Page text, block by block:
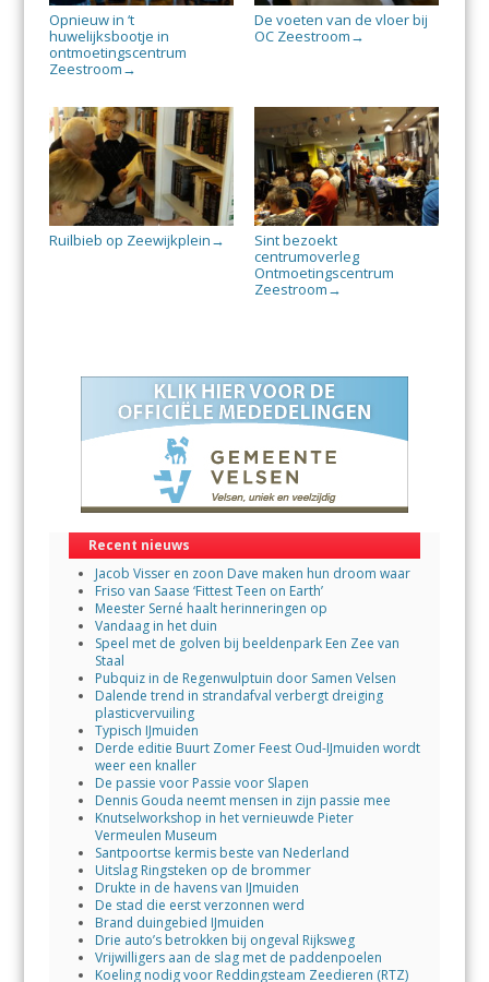
Opnieuw in ‘t
huwelijksbootje in
ontmoetingscentrum
Zeestroom →
De voeten van de vloer bij
OC Zeestroom →
Ruilbieb op Zeewijkplein →
Sint bezoekt
centrumoverleg
Ontmoetingscentrum
Zeestroom →
Recent nieuws
Jacob Visser en zoon Dave maken hun droom waar
Friso van Saase ‘Fittest Teen on Earth’
Meester Serné haalt herinneringen op
Vandaag in het duin
Speel met de golven bij beeldenpark Een Zee van
Staal
Pubquiz in de Regenwulptuin door Samen Velsen
Dalende trend in strandafval verbergt dreiging
plasticvervuiling
Typisch IJmuiden
Derde editie Buurt Zomer Feest Oud-IJmuiden wordt
weer een knaller
De passie voor Passie voor Slapen
Dennis Gouda neemt mensen in zijn passie mee
Knutselworkshop in het vernieuwde Pieter
Vermeulen Museum
Santpoortse kermis beste van Nederland
Uitslag Ringsteken op de brommer
Drukte in de havens van IJmuiden
De stad die eerst verzonnen werd
Brand duingebied IJmuiden
Drie auto’s betrokken bij ongeval Rijksweg
Vrijwilligers aan de slag met de paddenpoelen
Koeling nodig voor Reddingsteam Zeedieren (RTZ)